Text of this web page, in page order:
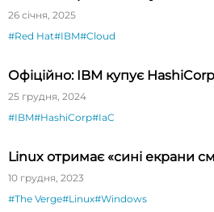
26 січня, 2025
#Red Hat#IBM#Cloud
Офіційно: IBM купує
25 грудня, 2024
#IBM#HashiCorp#IaC
Linux отримає «сині екрани
10 грудня, 2023
#The Verge#Linux#Windows